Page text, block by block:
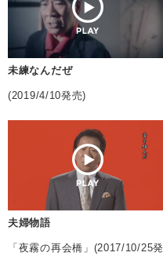
未練なんだぜ
(2019/4/10発売)
夫婦物語
「夜霧の再会橋」(2017/10/25発